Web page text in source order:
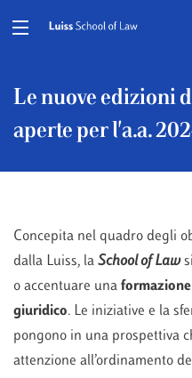
Le nuove edizioni
aperte per l'a.a.
Concepita nel quadro degli
dalla Luiss, la School of Law
o accentuare una formazione
giuridico. Le iniziative e la
pongono in una prospettiva
attenzione all’ordinamento